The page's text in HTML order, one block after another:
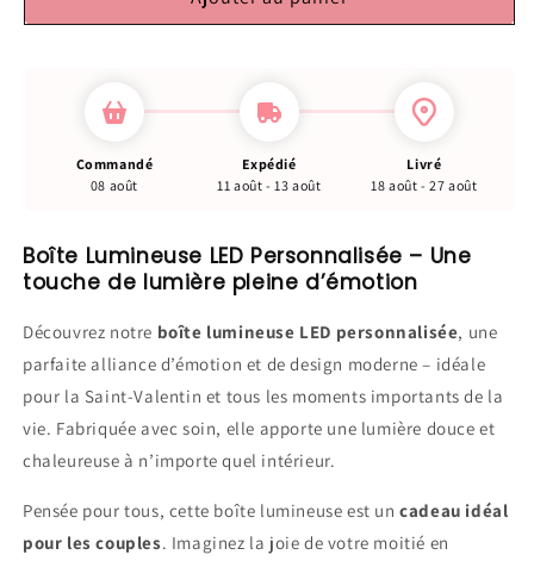
Commandé
08 août
Expédié
11 août - 13 août
Livré
18 août - 27 août
Boîte Lumineuse LED Personnalisée – Une
touche de lumière pleine d’émotion
Découvrez notre boîte lumineuse LED personnalisée, une
parfaite alliance d’émotion et de design moderne – idéale
pour la Saint-Valentin et tous les moments importants de la
vie. Fabriquée avec soin, elle apporte une lumière douce et
chaleureuse à n’importe quel intérieur.
Pensée pour tous, cette boîte lumineuse est uncadeau idéal
pour les couples. Imaginez la joie de votre moitié en